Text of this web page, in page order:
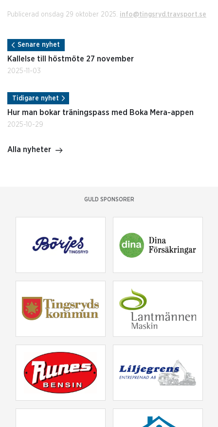
Publicerad onsdag 29 oktober 2025. info@tingsryd.travsport.se
Senare nyhet
Kallelse till höstmöte 27 november
2025-11-03
Tidigare nyhet
Hur man bokar träningspass med Boka Mera-appen
2025-10-29
Alla nyheter
GULD SPONSORER